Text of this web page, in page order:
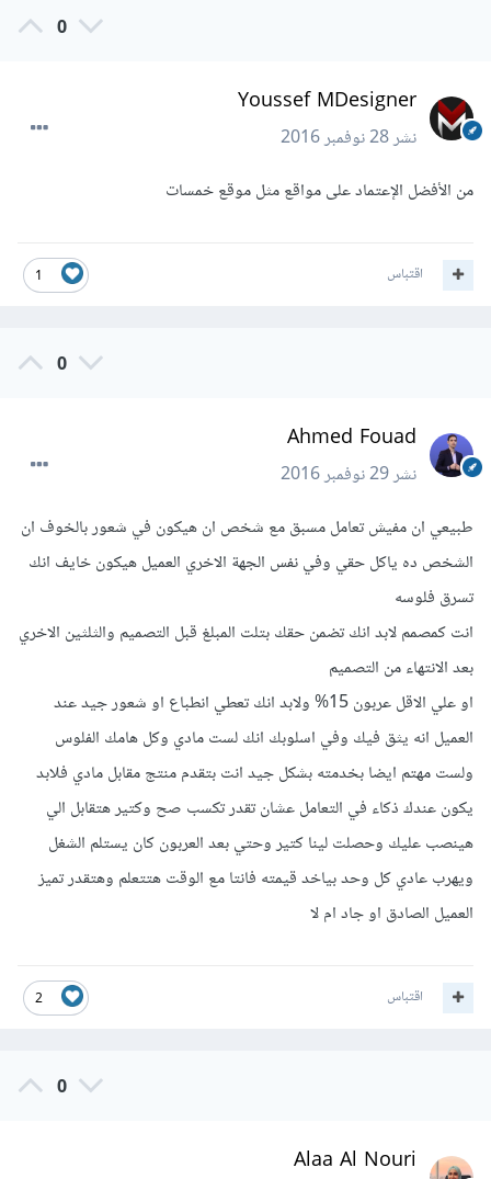
0
Youssef MDesigner
نشر28 نوفمبر 2016
من الأفضل الإعتماد على مواقع مثل موقع خمسات
1 اقتباس
0
Ahmed Fouad
نشر29 نوفمبر 2016
طبيعي ان مفيش تعامل مسبق مع شخص ان هيكون في شعور بالخوف ان
الشخص ده ياكل حقي وفي نفس الجهة الاخري العميل هيكون خايف انك
تسرق فلوسه
انت كمصمم لابد انك تضمن حقك بتلت المبلغ قبل التصميم والثلثين الاخري
بعد الانتهاء من التصميم
او علي الاقل عربون 15% ولابد انك تعطي انطباع او شعور جيد عند
العميل انه يثق فيك وفي اسلوبك انك لست مادي وكل هامك الفلوس
ولست مهتم ايضا بخدمته بشكل جيد انت بتقدم منتج مقابل مادي فلابد
يكون عندك ذكاء في التعامل عشان تقدر تكسب صح وكتير هتقابل الي
هينصب عليك وحصلت لينا كتير وحتي بعد العربون كان يستلم الشغل
ويهرب عادي كل وحد بياخد قيمته فانتا مع الوقت هتتعلم وهتقدر تميز
العميل الصادق او جاد ام لا
2 اقتباس
0
Alaa Al Nouri